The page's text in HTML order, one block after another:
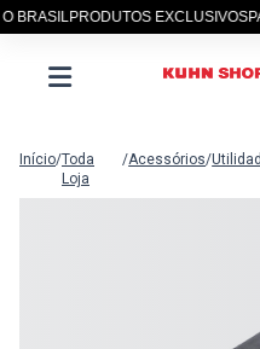
PRODUTOS EXCLUSIVOS
Início/Toda
Loja
/Acessórios/